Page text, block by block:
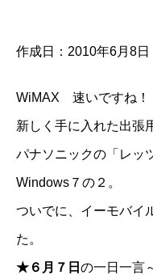
作成日：2010年6月8日
WiMAX 速いですね！
新しく手に入れた出張
パナソニックの「レッ
Windows７の２。
ついでに、イーモバイ
た。
★６月７日 の一日一言